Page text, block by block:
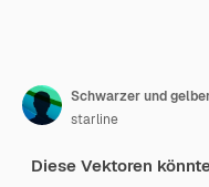
starline
Diese Vektoren